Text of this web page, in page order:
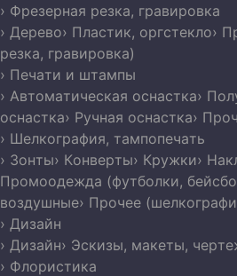
› Фрезерная резка, гравировка
› Дерево› Пластик, оргстекло›
резка, гравировка)
› Печати и штампы
› Автоматическая оснастка›
оснастка› Ручная оснастка›
› Шелкография, тампопечать
› Зонты› Конверты› Кружки›
Промоодежда (футболки,
воздушные› Прочее
› Дизайн
› Дизайн› Эскизы, макеты,
› Флористика